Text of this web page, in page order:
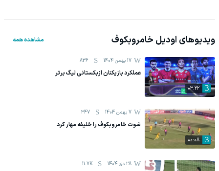
ویدیوهای اودیل خامروبکوف مشاهده همه
03:22
17 بهمن 1404 836
عملکرد بازیکنان ازبکستانی لیگ برتر
00:08
7 بهمن 1404 347
شوت خامروبکوف را خلیفه مهار کرد
28 دی 1404 11.7K